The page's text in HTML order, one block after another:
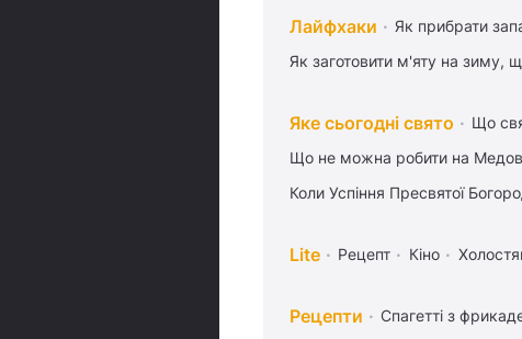
Лайфхаки Як прибрати
Як заготовити м'яту на зиму,
Яке сьогодні свято Що
Що не можна робити на
Коли Успіння Пресвятої
Lite Рецепт Кіно
Рецепти Спагетті з